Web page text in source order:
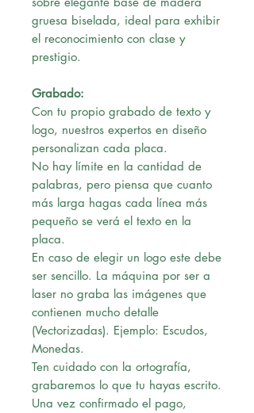
gruesa biselada, ideal para exhibir
el reconocimiento con clase y
prestigio.
Grabado:
Con tu propio grabado de texto y
logo, nuestros expertos en diseño
personalizan cada placa.
No hay límite en la cantidad de
palabras, pero piensa que cuanto
más larga hagas cada línea más
pequeño se verá el texto en la
placa.
En caso de elegir un logo este debe
ser sencillo. La máquina por ser a
laser no graba las imágenes que
contienen mucho detalle
(Vectorizadas). Ejemplo: Escudos,
Monedas.
Ten cuidado con la ortografía,
grabaremos lo que tu hayas escrito.
Una vez confirmado el pago,